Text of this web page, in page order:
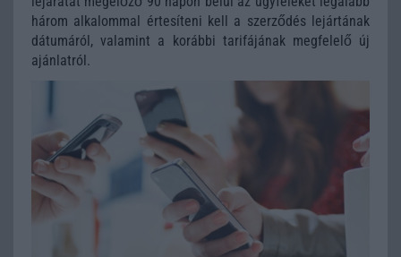
három alkalommal értesíteni kell a szerződés lejártának
dátumáról, valamint a korábbi tarifájának megfelelő új
ajánlatról.